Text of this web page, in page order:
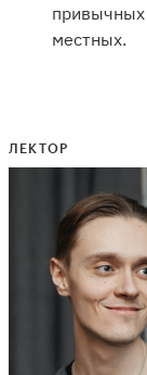
привычных
местных.
ЛЕКТОР